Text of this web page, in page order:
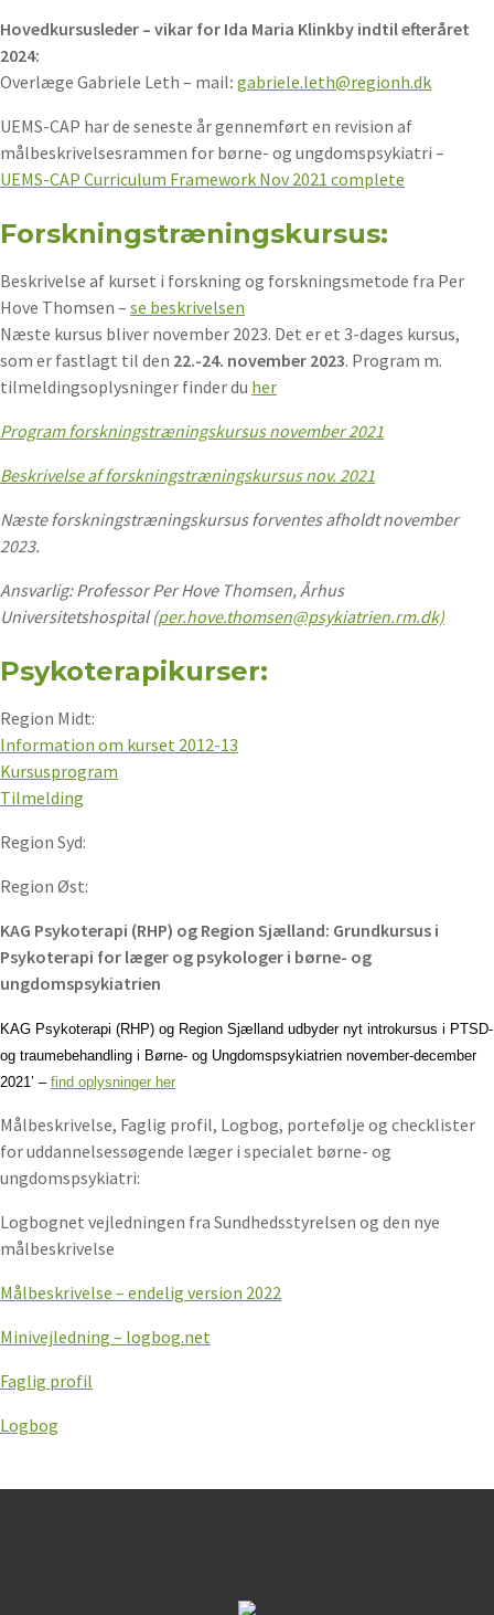
Hovedkursusleder – vikar for Ida Maria Klinkby indtil efteråret
2024:
Overlæge Gabriele Leth – mail: gabriele.leth@regionh.dk
UEMS-CAP har de seneste år gennemført en revision af
målbeskrivelsesrammen for børne- og ungdomspsykiatri –
UEMS-CAP Curriculum Framework Nov 2021 complete
Forskningstræningskursus:
Beskrivelse af kurset i forskning og forskningsmetode fra Per
Hove Thomsen – se beskrivelsen
Næste kursus bliver november 2023. Det er et 3-dages kursus,
som er fastlagt til den 22.-24. november 2023. Program m.
tilmeldingsoplysninger finder du her
Program forskningstræningskursus november 2021
Beskrivelse af forskningstræningskursus nov. 2021
Næste forskningstræningskursus forventes afholdt november
2023.
Ansvarlig: Professor Per Hove Thomsen, Århus
Universitetshospital (per.hove.thomsen@psykiatrien.rm.dk)
Psykoterapikurser:
Region Midt:
Information om kurset 2012-13
Kursusprogram
Tilmelding
Region Syd:
Region Øst:
KAG Psykoterapi (RHP) og Region Sjælland: Grundkursus i
Psykoterapi for læger og psykologer i børne- og
ungdomspsykiatrien
KAG Psykoterapi (RHP) og Region Sjælland udbyder nyt introkursus i PTSD-
og traumebehandling i Børne- og Ungdomspsykiatrien november-december
2021’ – find oplysninger her
Målbeskrivelse, Faglig profil, Logbog, portefølje og checklister
for uddannelsessøgende læger i specialet børne- og
ungdomspsykiatri:
Logbognet vejledningen fra Sundhedsstyrelsen og den nye
målbeskrivelse
Målbeskrivelse – endelig version 2022
Minivejledning – logbog.net
Faglig profil
Logbog